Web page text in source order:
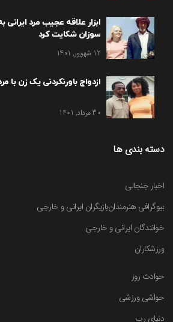
ابزار علاقه عجیب مرد ایرانی
سوزان شکایت کرد
12 شهریور, 1401
ازدواج باورنکردنی یک زن با
30 مرداد, 1401
دسته بندی ها
اخبار جنجالی
بیوگرافی هنرمندانبازیگران ایرانی و خارجی
خوانندگان ایرانی و خارجی
ورزشکاران
حوادث روز
حواشی ورزشی
دنیای رپ